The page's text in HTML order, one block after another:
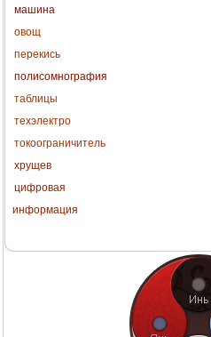
машина
овощ
перекись
полисомнография
таблицы
техэлектро
токоограничитель
хрущев
цифровая
информация